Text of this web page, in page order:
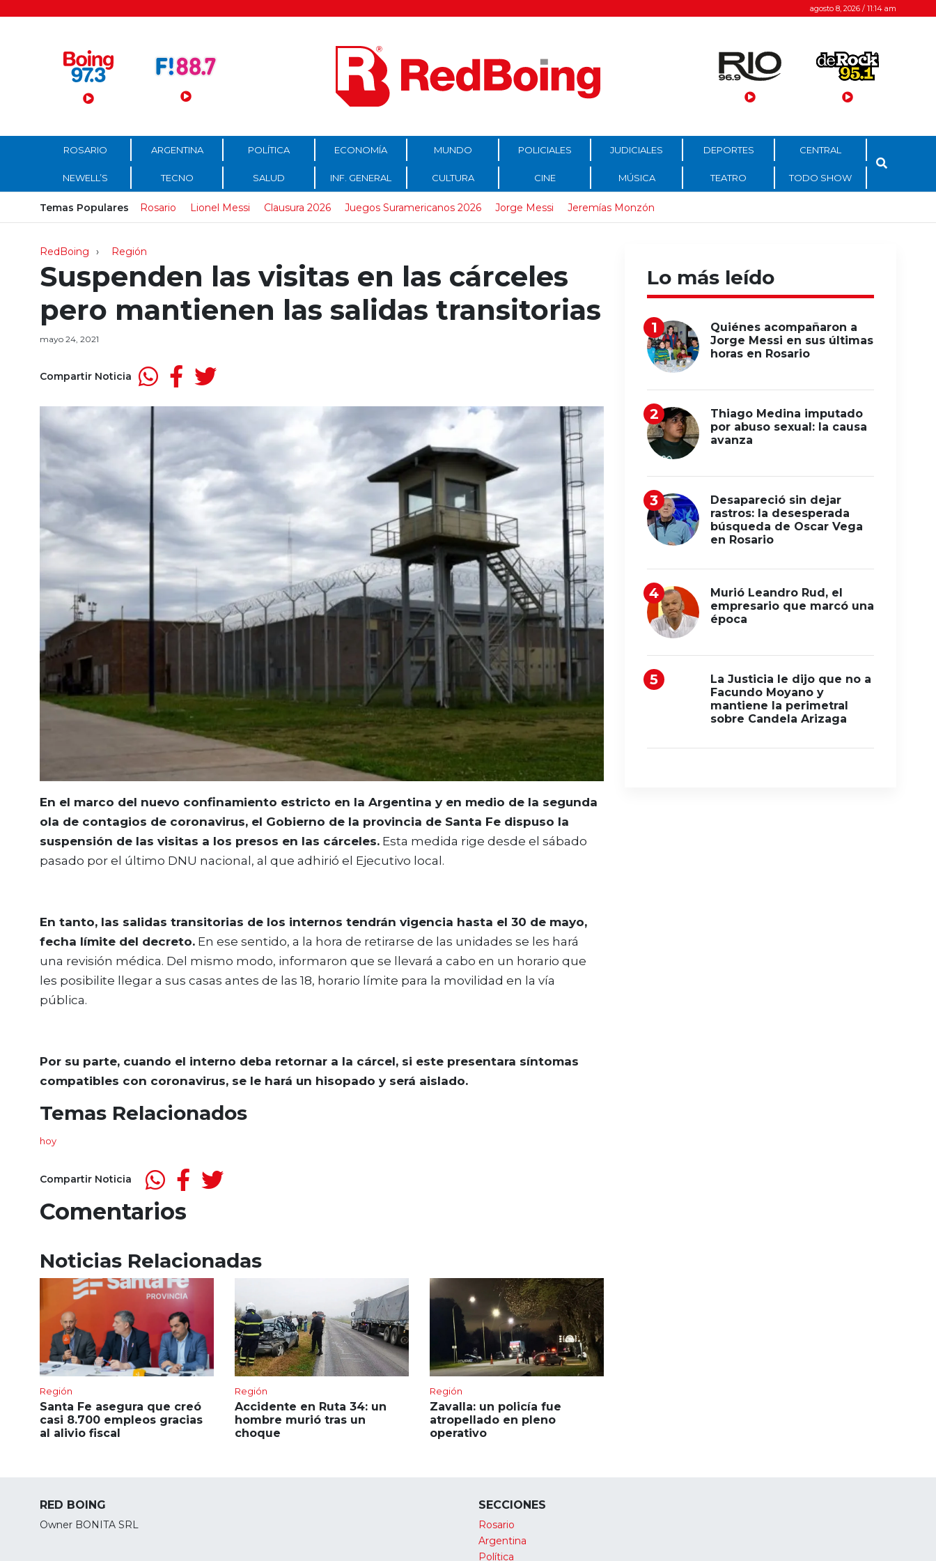
Menú Principal agosto 8, 2026 / 11:14 am
ROSARIO ARGENTINA POLÍTICA ECONOMÍA MUNDO POLICIALES JUDICIALES DEPORTES CENTRAL
NEWELL’S TECNO SALUD INF. GENERAL CULTURA CINE MÚSICA TEATRO TODO SHOW
Temas Populares Rosario Lionel Messi Clausura 2026 Juegos Suramericanos 2026 Jorge Messi Jeremías Monzón
RedBoing Región
Suspenden las visitas en las cárceles
pero mantienen las salidas transitorias
mayo 24, 2021
Compartir Noticia
En el marco del nuevo confinamiento estricto en la Argentina y en medio de la segunda
ola de contagios de coronavirus, el Gobierno de la provincia de Santa Fe dispuso la
suspensión de las visitas a los presos en las cárceles. Esta medida rige desde el sábado
pasado por el último DNU nacional, al que adhirió el Ejecutivo local.
En tanto, las salidas transitorias de los internos tendrán vigencia hasta el 30 de mayo,
fecha límite del decreto. En ese sentido, a la hora de retirarse de las unidades se les hará
una revisión médica. Del mismo modo, informaron que se llevará a cabo en un horario que
les posibilite llegar a sus casas antes de las 18, horario límite para la movilidad en la vía
pública.
Por su parte, cuando el interno deba retornar a la cárcel, si este presentara síntomas
compatibles con coronavirus, se le hará un hisopado y será aislado.
Temas Relacionados
hoy
Compartir Noticia
Comentarios
Noticias Relacionadas
Región
Santa Fe asegura que creó
casi 8.700 empleos gracias
al alivio fiscal
Región
Accidente en Ruta 34: un
hombre murió tras un
choque
Región
Zavalla: un policía fue
atropellado en pleno
operativo
Lo más leído
Quiénes acompañaron a
Jorge Messi en sus últimas
horas en Rosario
Thiago Medina imputado
por abuso sexual: la causa
avanza
Desapareció sin dejar
rastros: la desesperada
búsqueda de Oscar Vega
en Rosario
Murió Leandro Rud, el
empresario que marcó una
época
La Justicia le dijo que no a
Facundo Moyano y
mantiene la perimetral
sobre Candela Arizaga
RED BOING
Owner BONITA SRL
SECCIONES
Rosario
Argentina
Política